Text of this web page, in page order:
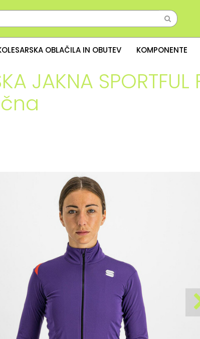
OBLAČILA IN OBUTEV KOMPONENTE
JAKNA